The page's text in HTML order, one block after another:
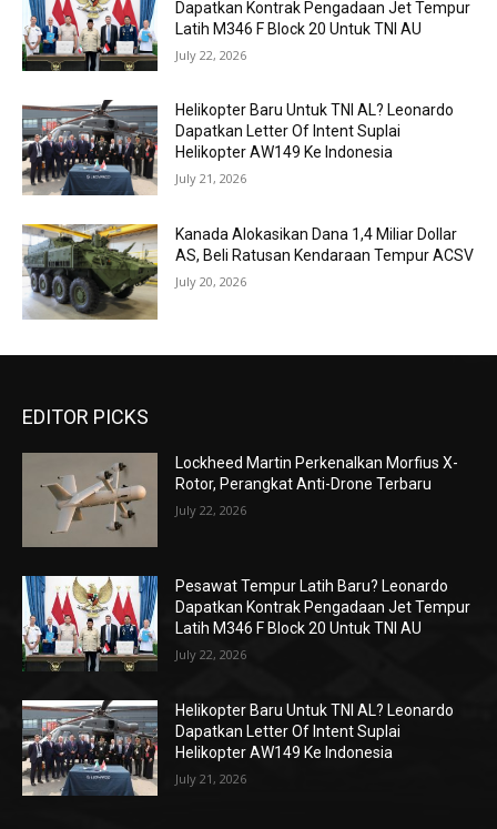
Dapatkan Kontrak Pengadaan Jet Tempur
Latih M346 F Block 20 Untuk TNI AU
July 22, 2026
Helikopter Baru Untuk TNI AL? Leonardo
Dapatkan Letter Of Intent Suplai
Helikopter AW149 Ke Indonesia
July 21, 2026
Kanada Alokasikan Dana 1,4 Miliar Dollar
AS, Beli Ratusan Kendaraan Tempur ACSV
July 20, 2026
EDITOR PICKS
Lockheed Martin Perkenalkan Morfius X-
Rotor, Perangkat Anti-Drone Terbaru
July 22, 2026
Pesawat Tempur Latih Baru? Leonardo
Dapatkan Kontrak Pengadaan Jet Tempur
Latih M346 F Block 20 Untuk TNI AU
July 22, 2026
Helikopter Baru Untuk TNI AL? Leonardo
Dapatkan Letter Of Intent Suplai
Helikopter AW149 Ke Indonesia
July 21, 2026